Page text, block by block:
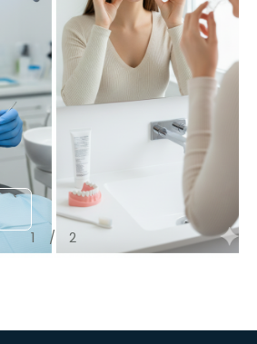
1 / 2